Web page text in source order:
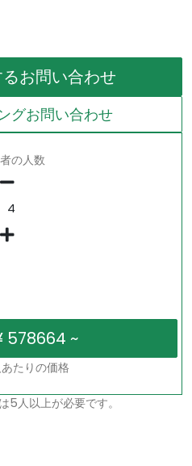
お問い合わせ
グお問い合わせ
の人数
たりの価格
5人以上が必要です。